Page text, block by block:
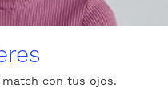
con tus ojos.